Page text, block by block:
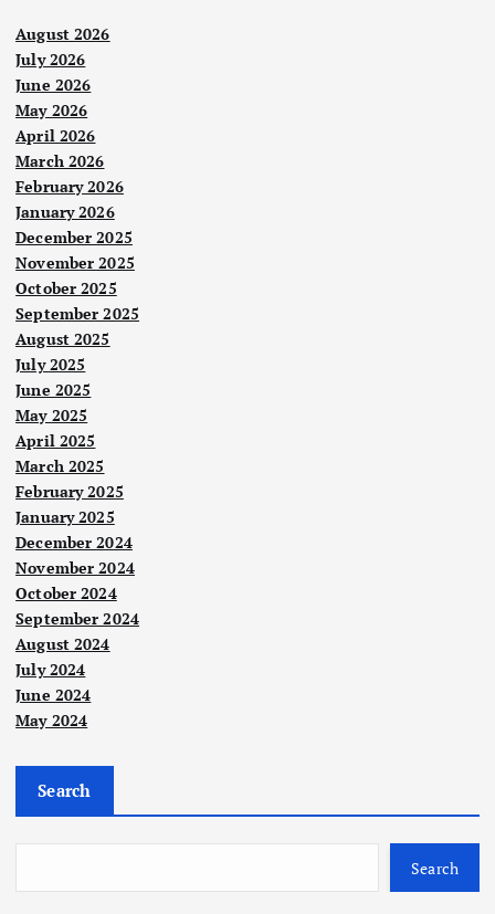
August 2026
July 2026
June 2026
May 2026
April 2026
March 2026
February 2026
January 2026
December 2025
November 2025
October 2025
September 2025
August 2025
July 2025
June 2025
May 2025
April 2025
March 2025
February 2025
January 2025
December 2024
November 2024
October 2024
September 2024
August 2024
July 2024
June 2024
May 2024
Search
Search
Polit
AM
RCI
Tab
Haji
n
pad
perj
kei
perl
u
per